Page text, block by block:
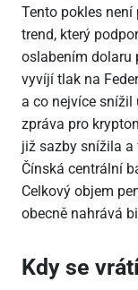
Tento pokles
trend, který
oslabením dolaru
vyvíjí tlak na
a co nejvíce snížil
zpráva pro
již sazby snížila a
Čínská centrální
Celkový objem
obecně nahrává
Kdy se